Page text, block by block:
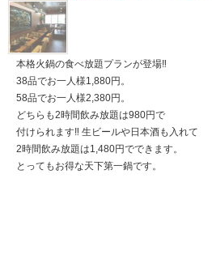
本格火鍋の食べ放題プランが登場‼︎
38品でお一人様1,880円。
58品でお一人様2,380円。
どちらも2時間飲み放題は980円で
付けられます‼︎ 生ビールや日本酒も入れて
2時間飲み放題は1,480円でできます。
とってもお得な天下第一鍋です。